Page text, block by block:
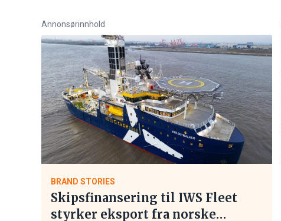
Annonsørinnhold
BRAND STORIES
Skipsfinansering til IWS Fleet
styrker eksport fra norske